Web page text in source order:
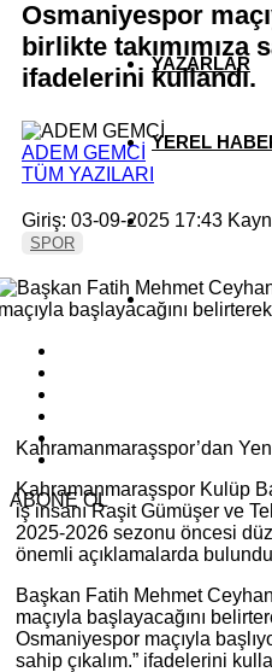
YAZARLAR
YEREL
Osmaniyespor
birlikte takımımıza
ifadelerini kullandı.
ADEM GEMCİ
TÜM YAZILARI
Giriş: 03-09-2025 17:43
SPOR
ABONE OL
Kahramanmaraşspor’dan
Kahramanmaraşspor Kulüp
iş insanı Raşit Gümüşer ve
2025-2026 sezonu öncesi
önemli açıklamalarda
Başkan Fatih Mehmet
maçıyla başlayacağını
Osmaniyespor maçıyla
sahip çıkalım.” ifadelerini